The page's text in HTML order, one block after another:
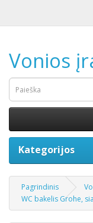
Vonios
Kategorijos
Pagrindinis
WC bakelis Grohe,